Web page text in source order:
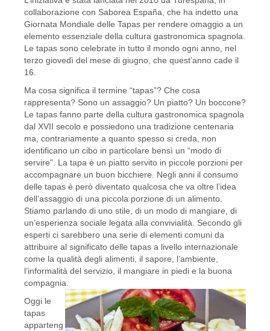
collaborazione con Saborea España, che ha indetto una
Giornata Mondiale delle Tapas per rendere omaggio a un
elemento essenziale della cultura gastronomica spagnola.
Le tapas sono celebrate in tutto il mondo ogni anno, nel
terzo giovedì del mese di giugno, che quest’anno cade il
16.
Ma cosa significa il termine “tapas”? Che cosa
rappresenta? Sono un assaggio? Un piatto? Un boccone?
Le tapas fanno parte della cultura gastronomica spagnola
dal XVII secolo e possiedono una tradizione centenaria
ma, contrariamente a quanto spesso si creda, non
identificano un cibo in particolare bensì un “modo di
servire”. La tapa è un piatto servito in piccole porzioni per
accompagnare un buon bicchiere. Negli anni il consumo
delle tapas è però diventato qualcosa che va oltre l’idea
dell’assaggio di una piccola porzione di un alimento.
Stiamo parlando di uno stile, di un modo di mangiare, di
un’esperienza sociale legata alla convivialità. Secondo gli
esperti ci sarebbero una serie di elementi comuni da
attribuire al significato delle tapas a livello internazionale
come la qualità degli alimenti, il sapore, l’ambiente,
l’informalità del servizio, il mangiare in piedi e la buona
compagnia.
Oggi le
tapas
apparteng